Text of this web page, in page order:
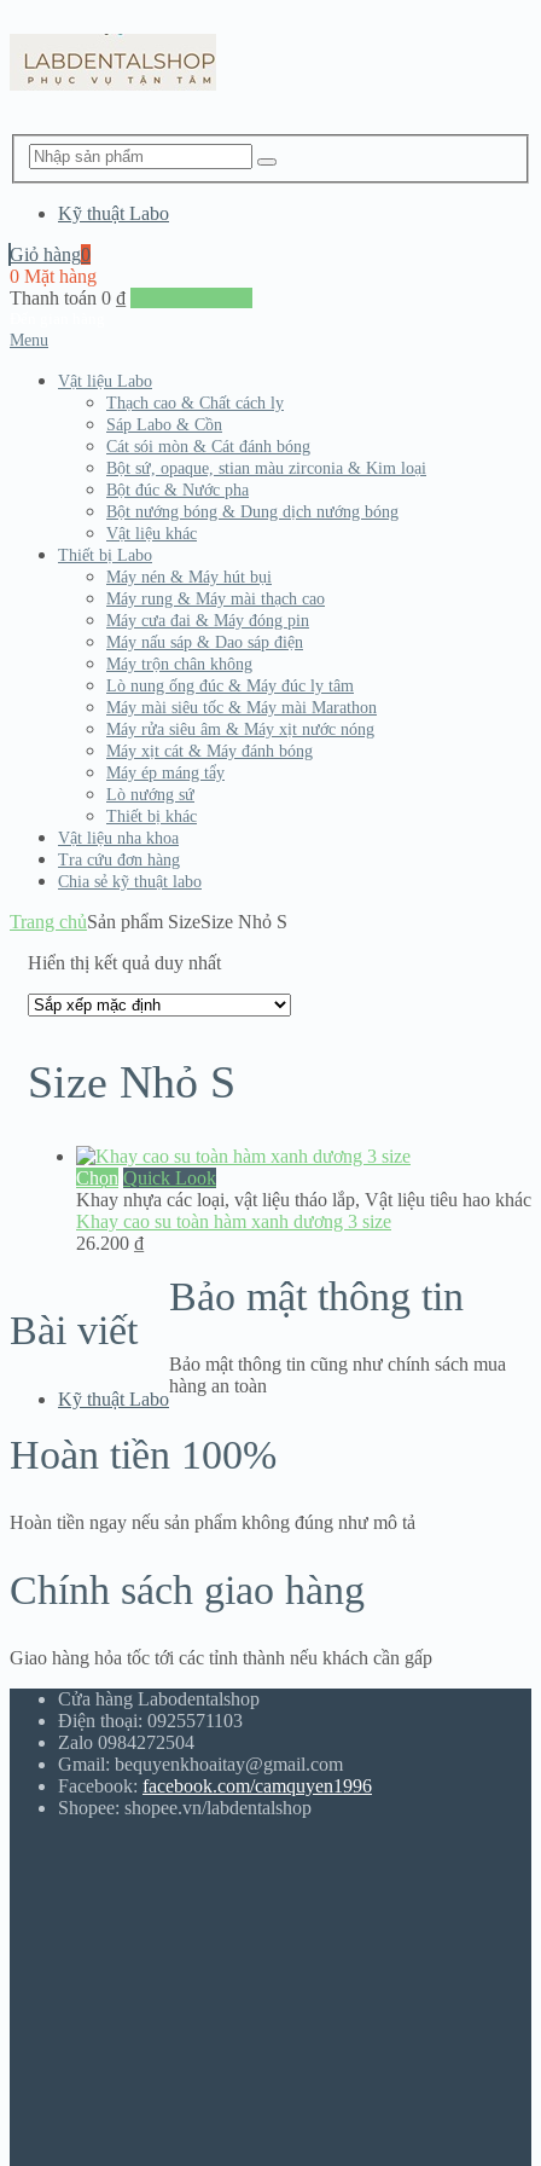
Kỹ thuật Labo
Giỏ hàng0
0 Mặt hàng
Thanh toán 0 ₫
Menu
Vật liệu Labo
Thạch cao & Chất cách ly
Sáp Labo & Cồn
Cát sói mòn & Cát đánh bóng
Bột sứ, opaque, stian màu zirconia & Kim loại
Bột đúc & Nước pha
Bột nướng bóng & Dung dịch nướng bóng
Vật liệu khác
Thiết bị Labo
Máy nén & Máy hút bụi
Máy rung & Máy mài thạch cao
Máy cưa đai & Máy đóng pin
Máy nấu sáp & Dao sáp điện
Máy trộn chân không
Lò nung ống đúc & Máy đúc ly tâm
Máy mài siêu tốc & Máy mài Marathon
Máy rửa siêu âm & Máy xịt nước nóng
Máy xịt cát & Máy đánh bóng
Máy ép máng tẩy
Lò nướng sứ
Thiết bị khác
Vật liệu nha khoa
Tra cứu đơn hàng
Chia sẻ kỹ thuật labo
Trang chủSản phẩm SizeSize Nhỏ S
Hiển thị kết quả duy nhất
Size Nhỏ S
Chọn Quick Look
Khay nhựa các loại, vật liệu tháo lắp, Vật liệu tiêu hao khác
Khay cao su toàn hàm xanh dương 3 size
26.200 ₫
Bài viết
Kỹ thuật Labo
Bảo mật thông tin
Bảo mật thông tin cũng như chính sách mua
hàng an toàn
Hoàn tiền 100%
Hoàn tiền ngay nếu sản phẩm không đúng như mô tả
Chính sách giao hàng
Giao hàng hỏa tốc tới các tỉnh thành nếu khách cần gấp
Cửa hàng Labodentalshop
Điện thoại: 0925571103
Zalo 0984272504
Gmail: bequyenkhoaitay@gmail.com
Facebook: facebook.com/camquyen1996
Shopee: shopee.vn/labdentalshop